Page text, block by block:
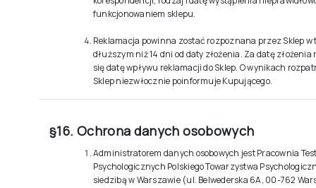
funkcjonowaniem sklepu.
Reklamacja powinna zostać rozpoznana przez Sklep w
dłuższym niż 14 dni od daty złożenia. Za datę
się datę wpływu reklamacji do Sklep. O wynikach
Sklep niezwłocznie poinformuje Kupującego.
§16. Ochrona danych osobowych
Administratorem danych osobowych jest Pracownia
Psychologicznych Polskiego Towarzystwa
siedzibą w Warszawie (ul. Belwederska 6A, 00-762